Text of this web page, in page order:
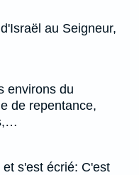
au Seigneur,
environs du
de repentance,
s'est écrié: C'est